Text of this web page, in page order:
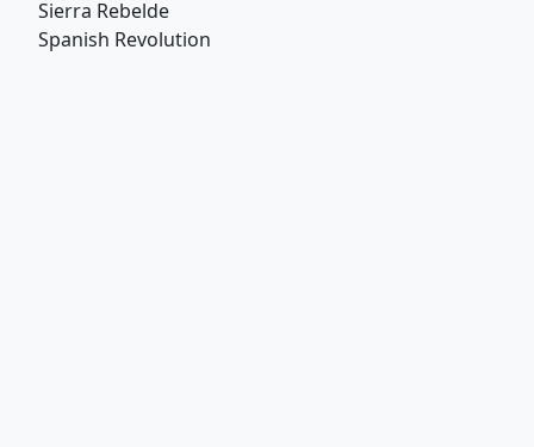
Sierra Rebelde
Spanish Revolution